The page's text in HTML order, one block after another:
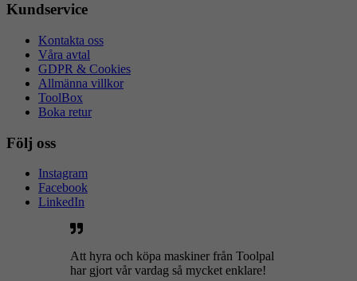
Kundservice
Kontakta oss
Våra avtal
GDPR & Cookies
Allmänna villkor
ToolBox
Boka retur
Följ oss
Instagram
Facebook
LinkedIn
Att hyra och köpa maskiner från Toolpal
har gjort vår vardag så mycket enklare!